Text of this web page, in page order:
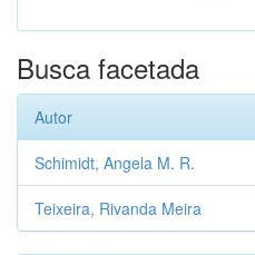
Busca facetada
Autor
Schimidt, Angela M. R.
Teixeira, Rivanda Meira